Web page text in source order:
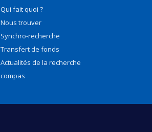
Qui fait quoi ?
Nous trouver
Synchro-recherche
Transfert de fonds
Actualités de la recherche
compas